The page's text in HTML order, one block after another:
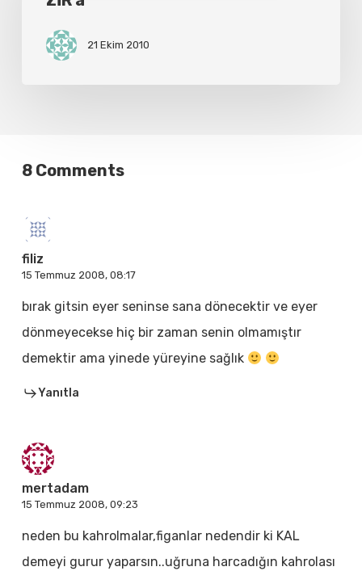
21 Ekim 2010
8 Comments
filiz
15 Temmuz 2008, 08:17
bırak gitsin eyer seninse sana dönecektir ve eyer
dönmeyecekse hiç bir zaman senin olmamıştır
demektir ama yinede yüreyine sağlık
Yanıtla
mertadam
15 Temmuz 2008, 09:23
neden bu kahrolmalar,figanlar nedendir ki KAL
demeyi gurur yaparsın..uğruna harcadığın kahrolası